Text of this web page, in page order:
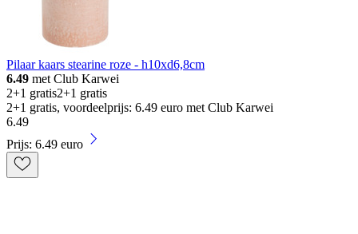
Pilaar kaars stearine roze - h10xd6,8cm
6.49 met Club Karwei
2+1 gratis2+1 gratis
2+1 gratis, voordeelprijs: 6.49 euro met Club Karwei
6.49
Prijs: 6.49 euro